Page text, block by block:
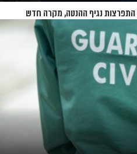
התפרצות נגיף ההנטה, מקרה חדש